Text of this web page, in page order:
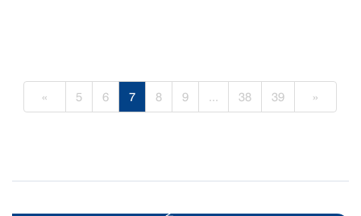
« 5 6 7 8 9 ... 38 39 »